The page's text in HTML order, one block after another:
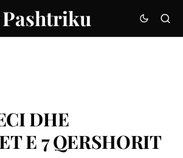
Pashtriku
DHE
E 7 QERSHORIT